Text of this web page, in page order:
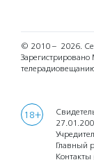
© 2010 – 2026.
18+
Главный